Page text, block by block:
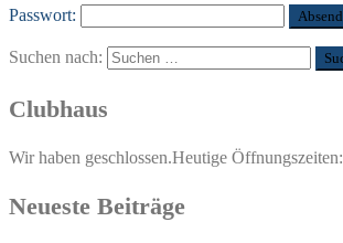
Passwort:
Suchen nach:
Clubhaus
Wir haben geschlossen.Heutige
Neueste Beiträge